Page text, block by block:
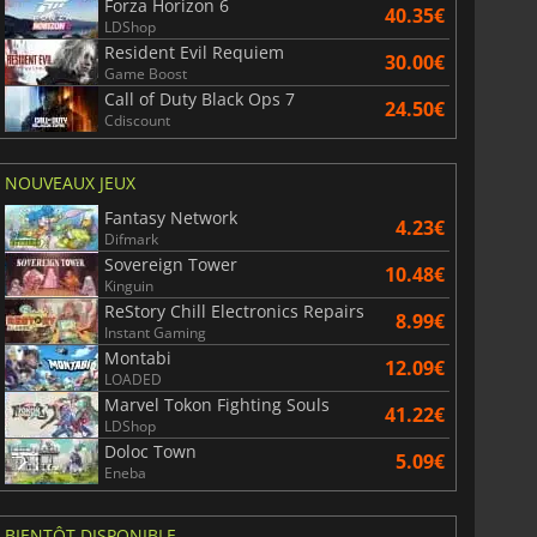
Forza Horizon 6
LDShop 40.35€
Resident Evil Requiem
Game Boost 30.00€
Call of Duty Black Ops 7
Cdiscount 24.50€
NOUVEAUX JEUX
Fantasy Network
Difmark 4.23€
Sovereign Tower
Kinguin 10.48€
ReStory Chill Electronics Repairs
Instant Gaming 8.99€
Montabi
LOADED 12.09€
Marvel Tokon Fighting Souls
LDShop 41.22€
Doloc Town
Eneba 5.09€